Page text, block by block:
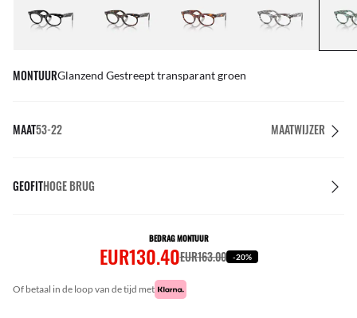
MONTUURGlanzend Gestreept transparant groen
MAAT53-22 MAATWIJZER
GEOFITHOGE BRUG
BEDRAG MONTUUR
EUR130.40EUR163.00 -20%
of betaal in de loop van de tijd met